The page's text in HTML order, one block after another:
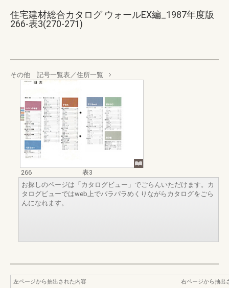
住宅建材総合カタログ ウォールEX編_1987年度版
266-表3(270-271)
その他 記号一覧表／住所一覧
266
表3
お探しのページは「カタログビュー」でごらんいただけます。カ
タログビューではweb上でパラパラめくりながらカタログをごら
んになれます。
左ページから抽出された内容
右ページから抽出